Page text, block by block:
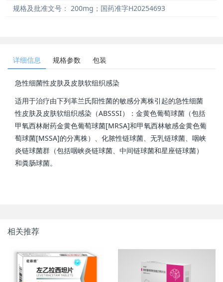
规格及批准文号： 200mg；国药准字H20254693
详细信息 规格参数 包装
急性细菌性皮肤及皮肤软组织感染
适用于治疗由下列革兰氏阳性菌的敏感分离株引起的急性细菌
性皮肤及皮肤软组织感染（ABSSSI）：金黄色葡萄球菌（包括
甲氧西林耐药金黄色葡萄球菌[MRSA]和甲氧西林敏感金黄色葡
萄球菌[MSSA]的分离株）、化脓性链球菌、无乳链球菌、咽峡
炎链球菌群（包括咽峡炎链球菌、中间链球菌和星座链球菌）
和粪肠球菌。
相关推荐